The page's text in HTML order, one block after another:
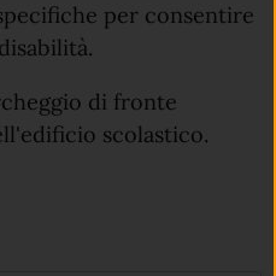
per consentire
di fronte
scolastico.